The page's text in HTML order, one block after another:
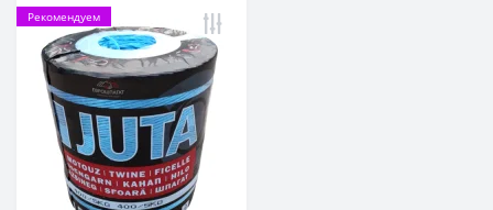
Рекомендуем